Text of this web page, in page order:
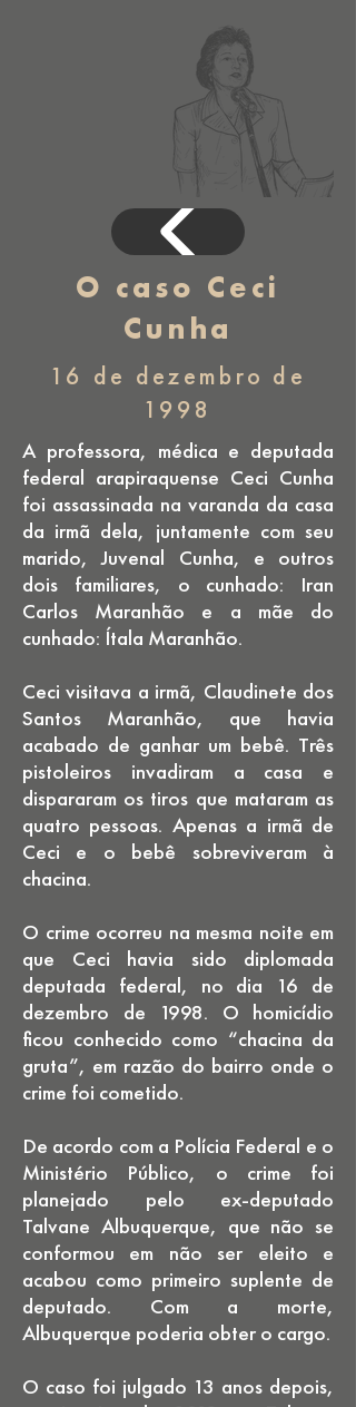
O caso Ceci
Cunha
16 de dezembro de
1998
A professora, médica e deputada
federal arapiraquense Ceci Cunha
foi assassinada na varanda da casa
da irmã dela, juntamente com seu
marido, Juvenal Cunha, e outros
dois familiares, o cunhado: Iran
Carlos Maranhão e a mãe do
cunhado: Ítala Maranhão.
Ceci visitava a irmã, Claudinete dos
Santos Maranhão, que havia
acabado de ganhar um bebê. Três
pistoleiros invadiram a casa e
dispararam os tiros que mataram as
quatro pessoas. Apenas a irmã de
Ceci e o bebê sobreviveram à
chacina.
O crime ocorreu na mesma noite em
que Ceci havia sido diplomada
deputada federal, no dia 16 de
dezembro de 1998. O homicídio
ficou conhecido como “chacina da
gruta”, em razão do bairro onde o
crime foi cometido.
De acordo com a Polícia Federal e o
Ministério Público, o crime foi
planejado pelo ex-deputado
Talvane Albuquerque, que não se
conformou em não ser eleito e
acabou como primeiro suplente de
deputado. Com a morte,
Albuquerque poderia obter o cargo.
O caso foi julgado 13 anos depois,